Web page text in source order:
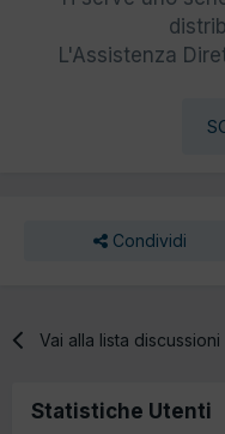
L'Assistenza
Condividi
Vai alla lista discussioni
Statistiche Utenti